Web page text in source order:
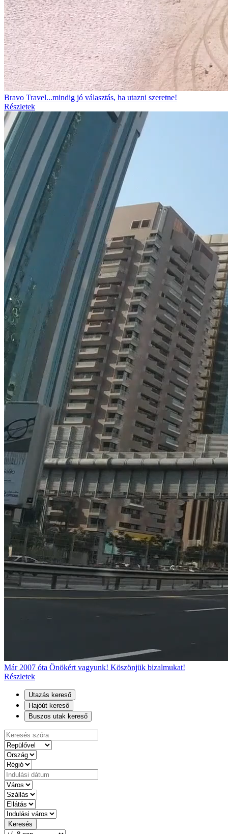
Bravo Travel...mindig jó választás, ha utazni szeretne!
Részletek
Már 2007 óta Önökért vagyunk! Köszönjük bizalmukat!
Részletek
Utazás kereső
Hajóút kereső
Buszos utak kereső
Keresés